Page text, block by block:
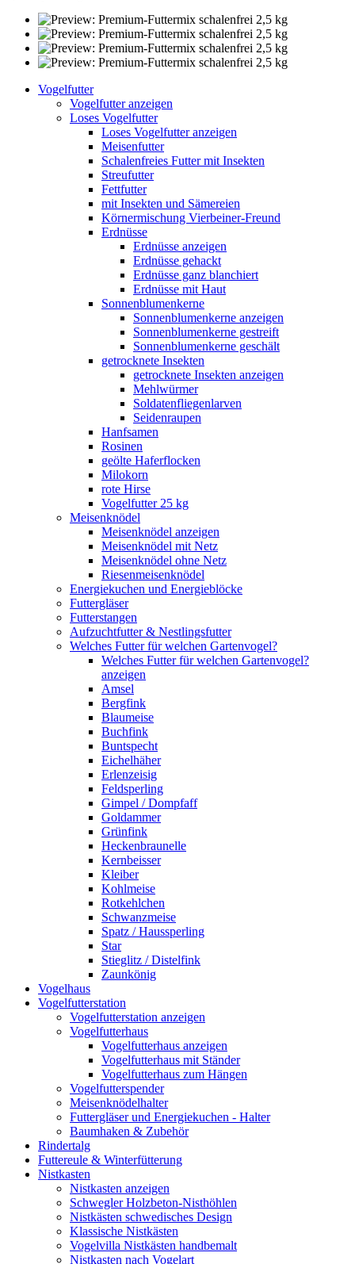
Vogelfutter
Vogelfutter anzeigen
Loses Vogelfutter
Loses Vogelfutter anzeigen
Meisenfutter
Schalenfreies Futter mit Insekten
Streufutter
Fettfutter
mit Insekten und Sämereien
Körnermischung Vierbeiner-Freund
Erdnüsse
Erdnüsse anzeigen
Erdnüsse gehackt
Erdnüsse ganz blanchiert
Erdnüsse mit Haut
Sonnenblumenkerne
Sonnenblumenkerne anzeigen
Sonnenblumenkerne gestreift
Sonnenblumenkerne geschält
getrocknete Insekten
getrocknete Insekten anzeigen
Mehlwürmer
Soldatenfliegenlarven
Seidenraupen
Hanfsamen
Rosinen
geölte Haferflocken
Milokorn
rote Hirse
Vogelfutter 25 kg
Meisenknödel
Meisenknödel anzeigen
Meisenknödel mit Netz
Meisenknödel ohne Netz
Riesenmeisenknödel
Energiekuchen und Energieblöcke
Futtergläser
Futterstangen
Aufzuchtfutter & Nestlingsfutter
Welches Futter für welchen Gartenvogel?
Welches Futter für welchen Gartenvogel?
anzeigen
Amsel
Bergfink
Blaumeise
Buchfink
Buntspecht
Eichelhäher
Erlenzeisig
Feldsperling
Gimpel / Dompfaff
Goldammer
Grünfink
Heckenbraunelle
Kernbeisser
Kleiber
Kohlmeise
Rotkehlchen
Schwanzmeise
Spatz / Haussperling
Star
Stieglitz / Distelfink
Zaunkönig
Vogelhaus
Vogelfutterstation
Vogelfutterstation anzeigen
Vogelfutterhaus
Vogelfutterhaus anzeigen
Vogelfutterhaus mit Ständer
Vogelfutterhaus zum Hängen
Vogelfutterspender
Meisenknödelhalter
Futtergläser und Energiekuchen - Halter
Baumhaken & Zubehör
Rindertalg
Futtereule & Winterfütterung
Nistkasten
Nistkasten anzeigen
Schwegler Holzbeton-Nisthöhlen
Nistkästen schwedisches Design
Klassische Nistkästen
Vogelvilla Nistkästen handbemalt
Nistkasten nach Vogelart